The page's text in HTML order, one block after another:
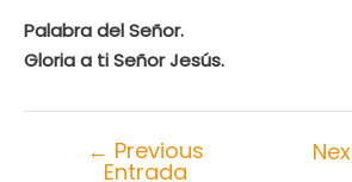
Palabra del Señor.
Gloria a ti Señor Jesús.
← Previous
Entrada